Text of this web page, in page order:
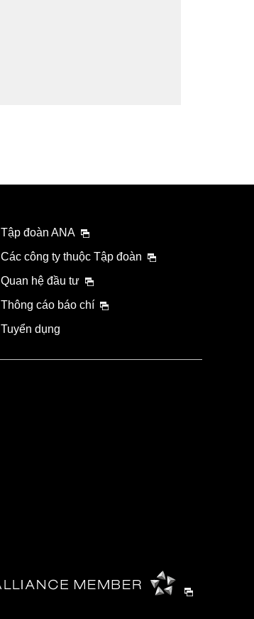
Tập đoàn ANA
Các công ty thuộc Tập đoàn
Quan hệ đầu tư
Thông cáo báo chí
Tuyển dụng